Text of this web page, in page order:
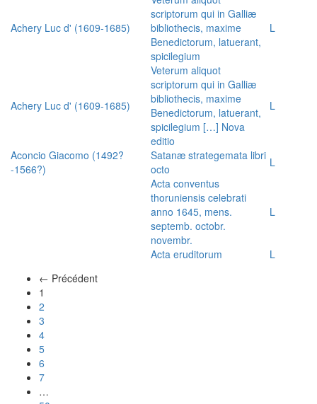
Achery Luc d' (1609-1685)
scriptorum qui in Galliæ
bibliothecis, maxime
Benedictorum, latuerant,
spicilegium
L
Achery Luc d' (1609-1685)
Veterum aliquot
scriptorum qui in Galliæ
bibliothecis, maxime
Benedictorum, latuerant,
spicilegium […] Nova
editio
L
Aconcio Giacomo (1492?
-1566?)
Satanæ strategemata libri
octo
L
Acta conventus
thoruniensis celebrati
anno 1645, mens.
septemb. octobr.
novembr.
L
Acta eruditorum
L
← Précédent
1
2
3
4
5
6
7
…